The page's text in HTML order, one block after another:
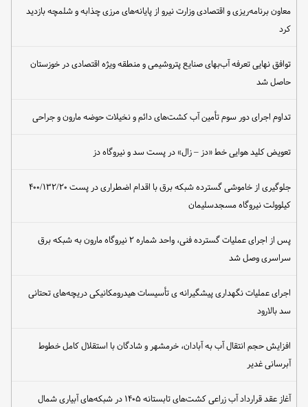
معاون برنامه‌ریزی و اقتصادی وزارت نیرو از پایانه‌های مرزی چذابه و شلمچه بازدید
کرد
توافق نهایی تعرفه آب‌بهای صنایع پتروشیمی و منطقه ویژه اقتصادی در خوزستان
حاصل شد
تداوم اجرای دور سوم تأمین آب کشت‌های دائم و نخیلات حوضه مارون و جراحی
تعویض کلید هوایی خط «دز – زال» در پست سد و نیروگاه دز
جلوگیری از خاموشی گسترده شبکه برق با اقدام اضطراری در پست ۴۰۰/۱۳۲/۲۰
کیلوولت نیروگاه مسجدسلیمان
پس از اجرای عملیات گسترده فنی، واحد شماره ۲ نیروگاه مارون به شبکه برق
سراسری وصل شد
اجرای عملیات نگهداری پیشگیرانه ی تأسیسات هیدرومکانیکی دریچه‌های تحتانی
سد بالارود
افزایش حجم انتقال آب به آبادان، خرمشهر و شادگان با استقلال کامل خطوط
آبرسانی غدیر
آغاز عقد قرارداد آب زراعی کشت‌های تابستانه ۱۴۰۵ در شبکه‌های آبیاری شمال